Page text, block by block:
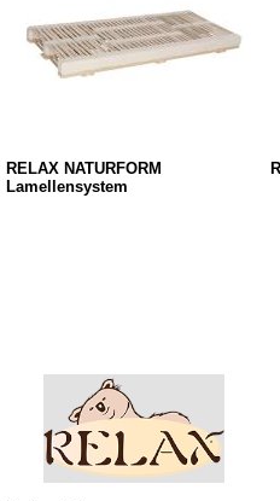
RELAX NATURFORM
Lamellensystem